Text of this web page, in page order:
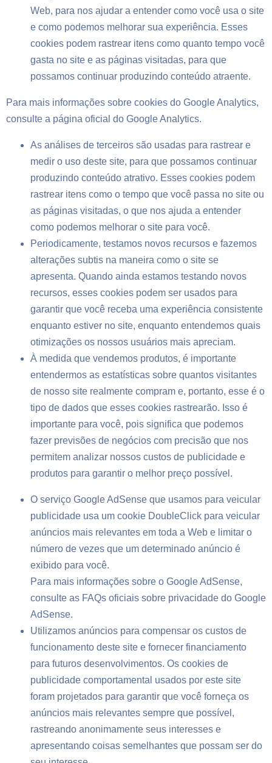
Web, para nos ajudar a entender como você usa o site
e como podemos melhorar sua experiência. Esses
cookies podem rastrear itens como quanto tempo você
gasta no site e as páginas visitadas, para que
possamos continuar produzindo conteúdo atraente.
Para mais informações sobre cookies do Google Analytics,
consulte a página oficial do Google Analytics.
As análises de terceiros são usadas para rastrear e
medir o uso deste site, para que possamos continuar
produzindo conteúdo atrativo. Esses cookies podem
rastrear itens como o tempo que você passa no site ou
as páginas visitadas, o que nos ajuda a entender
como podemos melhorar o site para você.
Periodicamente, testamos novos recursos e fazemos
alterações subtis na maneira como o site se
apresenta. Quando ainda estamos testando novos
recursos, esses cookies podem ser usados para
garantir que você receba uma experiência consistente
enquanto estiver no site, enquanto entendemos quais
otimizações os nossos usuários mais apreciam.
À medida que vendemos produtos, é importante
entendermos as estatísticas sobre quantos visitantes
de nosso site realmente compram e, portanto, esse é o
tipo de dados que esses cookies rastrearão. Isso é
importante para você, pois significa que podemos
fazer previsões de negócios com precisão que nos
permitem analizar nossos custos de publicidade e
produtos para garantir o melhor preço possível.
O serviço Google AdSense que usamos para veicular
publicidade usa um cookie DoubleClick para veicular
anúncios mais relevantes em toda a Web e limitar o
número de vezes que um determinado anúncio é
exibido para você.
Para mais informações sobre o Google AdSense,
consulte as FAQs oficiais sobre privacidade do Google
AdSense.
Utilizamos anúncios para compensar os custos de
funcionamento deste site e fornecer financiamento
para futuros desenvolvimentos. Os cookies de
publicidade comportamental usados por este site
foram projetados para garantir que você forneça os
anúncios mais relevantes sempre que possível,
rastreando anonimamente seus interesses e
apresentando coisas semelhantes que possam ser do